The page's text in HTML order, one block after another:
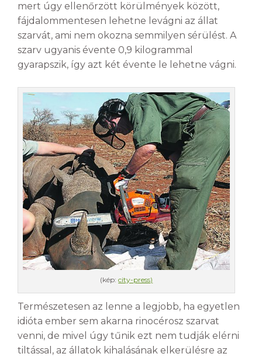
mert úgy ellenőrzött körülmények között,
fájdalommentesen lehetne levágni az állat
szarvát, ami nem okozna semmilyen sérülést. A
szarv ugyanis évente 0,9 kilogrammal
gyarapszik, így azt két évente le lehetne vágni.
(kép:city-press)
Természetesen az lenne a legjobb, ha egyetlen
idióta ember sem akarna rinocérosz szarvat
venni, de mivel úgy tűnik ezt nem tudják elérni
tiltással, az állatok kihalásának elkerülésre az